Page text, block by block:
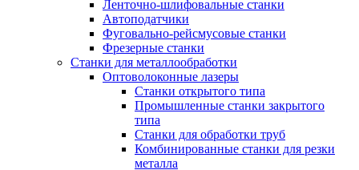
Ленточно-шлифовальные станки
Автоподатчики
Фуговально-рейсмусовые станки
Фрезерные станки
Станки для металлообработки
Оптоволоконные лазеры
Станки открытого типа
Промышленные станки закрытого
типа
Станки для обработки труб
Комбинированные станки для резки
металла